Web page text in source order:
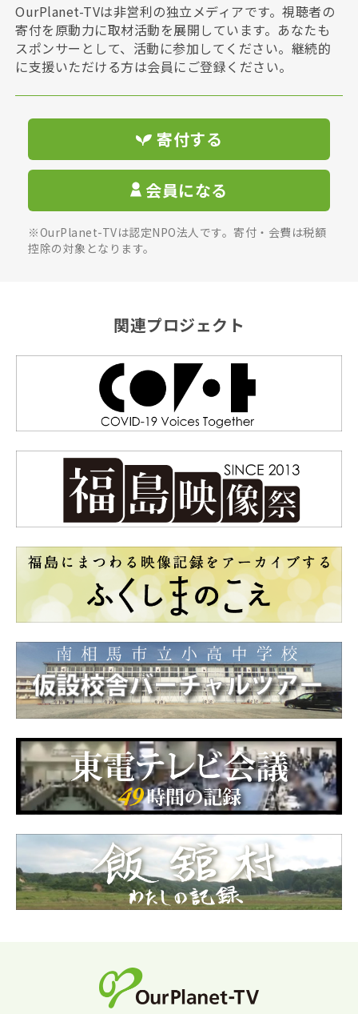
OurPlanet-TVは非営利の独立メディアです。視聴者の
寄付を原動力に取材活動を展開しています。あなたも
スポンサーとして、活動に参加してください。継続的
に支援いただける方は会員にご登録ください。
寄付する
会員になる
※OurPlanet-TVは認定NPO法人です。寄付・会費は税額
控除の対象となります。
関連プロジェクト